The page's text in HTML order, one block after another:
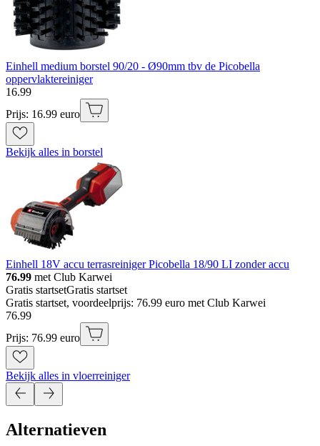
Einhell medium borstel 90/20 - Ø90mm tbv de Picobella
oppervlaktereiniger
16.99
Prijs: 16.99 euro
Bekijk alles in borstel
Einhell 18V accu terrasreiniger Picobella 18/90 LI zonder accu
76.99 met Club Karwei
Gratis startsetGratis startset
Gratis startset, voordeelprijs: 76.99 euro met Club Karwei
76.99
Prijs: 76.99 euro
Bekijk alles in vloerreiniger
Alternatieven